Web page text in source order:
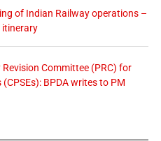
of Indian Railway operations –
itinerary
Committee (PRC) for
BPDA writes to PM